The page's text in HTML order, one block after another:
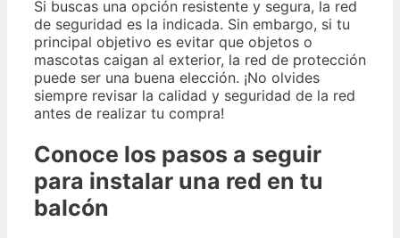
Si buscas una opción resistente y segura, la red
de seguridad es la indicada. Sin embargo, si tu
principal objetivo es evitar que objetos o
mascotas caigan al exterior, la red de protección
puede ser una buena elección. ¡No olvides
siempre revisar la calidad y seguridad de la red
antes de realizar tu compra!
Conoce los pasos a seguir
para instalar una red en tu
balcón